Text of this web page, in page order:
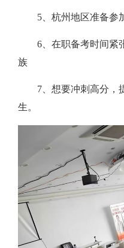
5、杭州地区准备参
6、在职备考时间紧
族
7、想要冲刺高分，
生。